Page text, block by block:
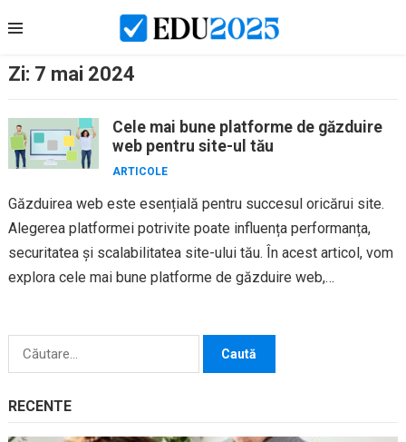
to
Zi: 7 mai 2024
Cele mai bune platforme de găzduire
web pentru site-ul tău
ARTICOLE
Găzduirea web este esențială pentru succesul oricărui site.
Alegerea platformei potrivite poate influența performanța,
securitatea și scalabilitatea site-ului tău. În acest articol, vom
explora cele mai bune platforme de găzduire web,
Caută
RECENTE